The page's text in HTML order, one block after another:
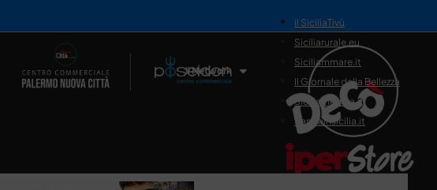
Il Network
il SiciliaTivù
Siciliarurale.eu
Siciliammare.it
Il Giornale della Bellezza
Siciliamedica.it
Sanitainsicilia.it